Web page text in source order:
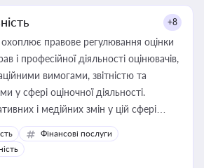
+8
правове регулювання оцінки
і професійної діяльності оцінювачів,
вимогами, звітністю та
у сфері оціночної діяльності.
і медійних змін у цій сфері
бізнесу, керівника, юриста або
приватизації, оренди
угод і перевірки
Фінансові послуги